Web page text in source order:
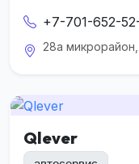
+7-701-652-
28а
Qlever